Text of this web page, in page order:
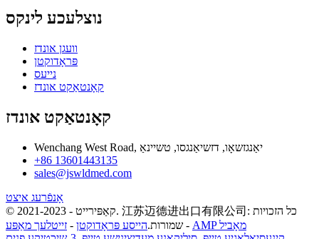
נוצלעכע לינקס
וועגן אונדז
פּראָדוקטן
נייעס
קאָנטאַקט אונדז
קאָנטאַקט אונדז
Wenchang West Road, יאַנגזשאָו, דזשיאַנגסו, טשיינאַ
+86 13601443135
sales@jswldmed.com
אָנפֿרעג איצט
© קאַפּירייט - 2021-2023. 江苏迈德进出口有限公司: כל הזכויות
שמורות.הייסע פּראָדוקטן - זייטלעך מאַפּע -
AMP מאָביל